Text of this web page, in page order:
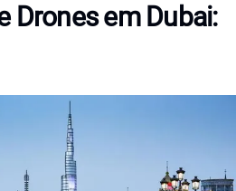
Drones em Dubai: